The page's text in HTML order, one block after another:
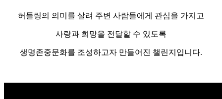
허들링의 의미를 살려 주변 사람들에게 관심을 가지고
사랑과 희망을 전달할 수 있도록
생명존중문화를 조성하고자 만들어진 챌린지입니다.